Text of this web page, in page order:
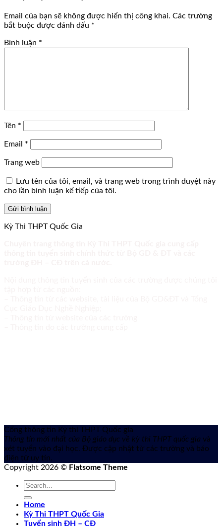
Email của bạn sẽ không được hiển thị công khai. Các trường
bắt buộc được đánh dấu *
Bình luận *
Tên *
Email *
Trang web
Lưu tên của tôi, email, và trang web trong trình duyệt này
cho lần bình luận kế tiếp của tôi.
Kỳ Thi THPT Quốc Gia
Cổng thông tin Kỳ thi THPT Quốc gia
Thông tin mới nhất của Bộ giáo dục về kỳ thi THPT quốc gia và
xét tuyển vào đại học. Được cập nhật từ các trường và báo
điện tử uy tín.
Copyright 2026 © Flatsome Theme
Home
Kỳ Thi THPT Quốc Gia
Tuyển sinh ĐH – CĐ